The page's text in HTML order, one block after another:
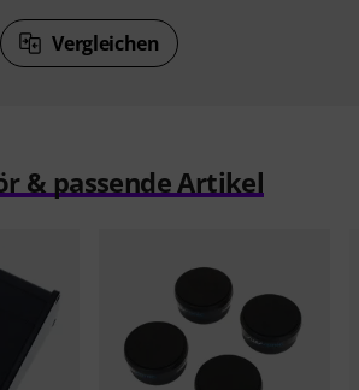
Vergleichen
& passende Artikel